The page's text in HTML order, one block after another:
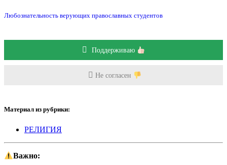
Любознательность верующих православных студентов
Поддерживаю
Не согласен
Материал из рубрики:
РЕЛИГИЯ
Важно: